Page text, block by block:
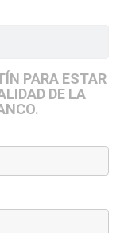
PARA ESTAR
DE LA